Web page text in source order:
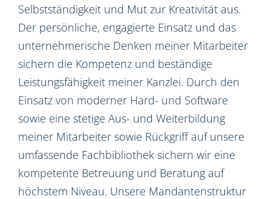
Selbstständigkeit und Mut zur Kreativität aus.
Der persönliche, engagierte Einsatz und das
unternehmerische Denken meiner Mitarbeiter
sichern die Kompetenz und beständige
Leistungsfähigkeit meiner Kanzlei. Durch den
Einsatz von moderner Hard- und Software
sowie eine stetige Aus- und Weiterbildung
meiner Mitarbeiter sowie Rückgriff auf unsere
umfassende Fachbibliothek sichern wir eine
kompetente Betreuung und Beratung auf
höchstem Niveau. Unsere Mandantenstruktur